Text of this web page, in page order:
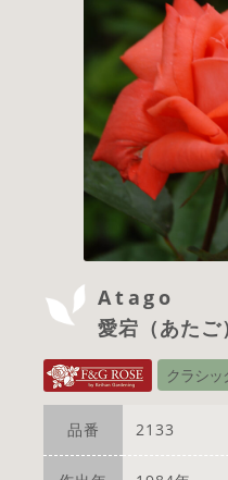
Atago
愛宕（あたご
クラシッ
品番 2133